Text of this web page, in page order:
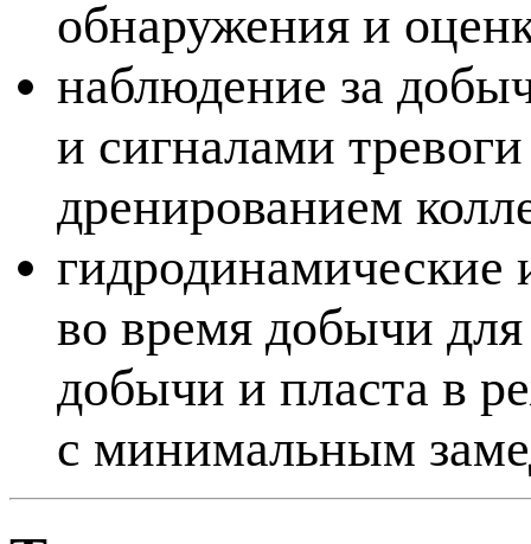
обнаружения и
наблюдение за
и сигналами
дренированием
гидродинамические
во время добычи
добычи и пласта в
с минимальным